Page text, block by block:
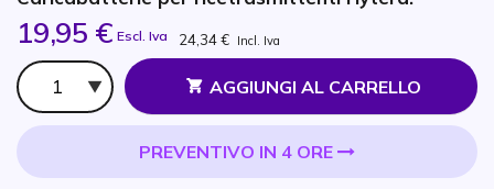
19,95 € Escl. Iva 24,34 € Incl. Iva
Qtà
AGGIUNGI AL CARRELLO
PREVENTIVO IN 4 ORE